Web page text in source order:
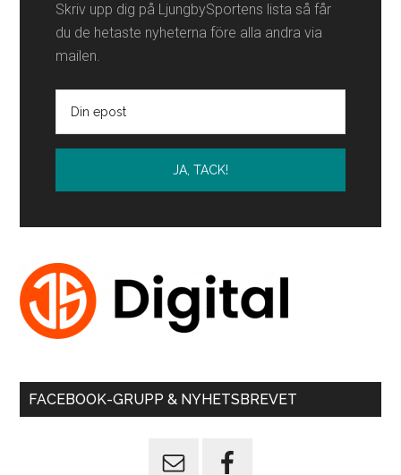
Skriv upp dig på LjungbySportens lista så får
du de hetaste nyheterna före alla andra via
mailen.
FACEBOOK-GRUPP & NYHETSBREVET